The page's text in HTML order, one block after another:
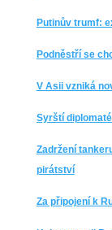
Putinův trumf:
Podněstří se
V Asii vzniká
Syrští
Zadržení
pirátství
Za připojení k